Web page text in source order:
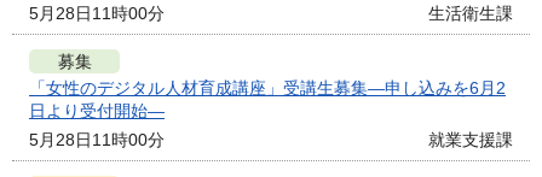
5月28日11時00分
生活衛生課
募集
「女性のデジタル人材育成講座」受講生募集―申し込みを6月2
日より受付開始―
5月28日11時00分
就業支援課